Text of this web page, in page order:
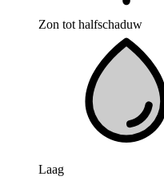
Zon tot halfschaduw
Laag